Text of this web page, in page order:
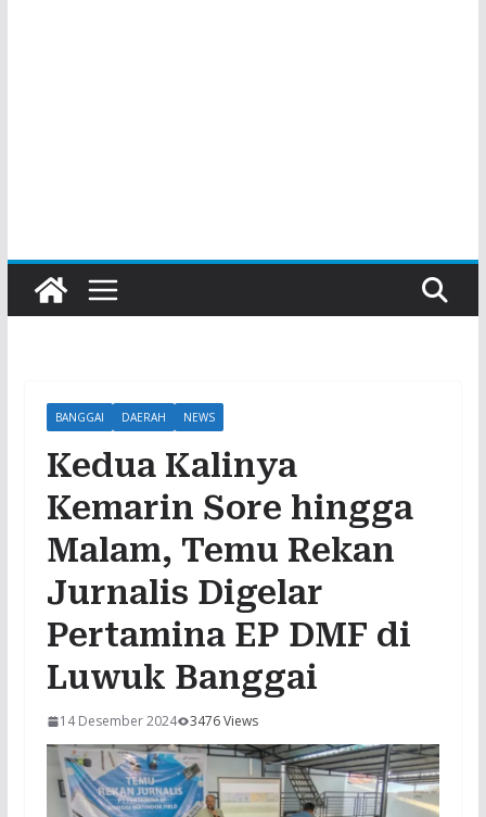
BANGGAI DAERAH NEWS
Kedua Kalinya
Kemarin Sore hingga
Malam, Temu Rekan
Jurnalis Digelar
Pertamina EP DMF di
Luwuk Banggai
14 Desember 2024 3476 Views